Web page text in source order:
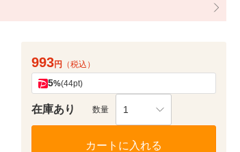
993円 （税込）
5%(44pt)
在庫あり 数量 1
カートに入れる